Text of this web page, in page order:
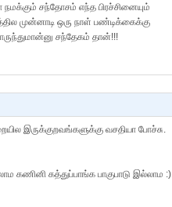
சந்தோசம் எந்த பிரச்சினையும்
முன்னாடி ஒரு நாள் பண்டிக்கைக்கு
சந்தேகம் தான்!!!
இருக்குறவங்களுக்கு வசதியா போச்சு.
கணினி கத்துப்பாங்க பாகுபாடு இல்லாம :)